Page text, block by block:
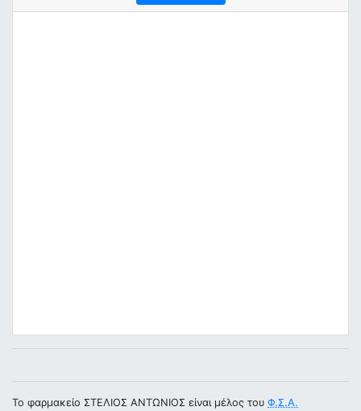
Το φαρμακείο ΣΤΕΛΙΟΣ ΑΝΤΩΝΙΟΣ είναι μέλος του Φ.Σ.Α.